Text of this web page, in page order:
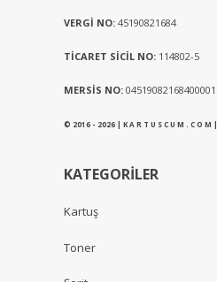
VERGİ NO: 45190821684
TİCARET SİCİL NO: 114802-5
MERSİS NO: 04519082168400001
© 2016 - 2026 | K A R T U S C U M . C O
KATEGORİLER
Kartuş
Toner